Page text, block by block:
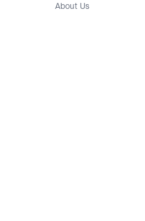
About Us